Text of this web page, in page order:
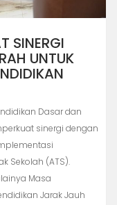
SINERGI
UNTUK
Dasar dan
sinergi dengan
Sekolah (ATS).
Masa
Jarak Jauh